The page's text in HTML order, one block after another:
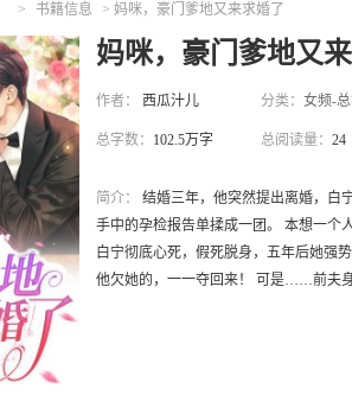
> 书籍信息 > 妈咪，豪门爹地又来求婚了
妈咪，豪门爹地又
作者： 西瓜汁儿
总字数： 102.5万字
分类： 女频-
总阅读量： 24
简介：
结婚三年，他突然提出离婚，白
手中的孕检报告单揉成一团。 本想一
白宁彻底心死，假死脱身，五年后她强
他欠她的，一一夺回来！ 可是……前夫